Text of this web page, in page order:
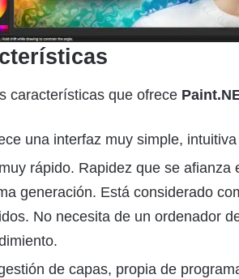
características que ofrece
una interfaz muy simple,
rápido. Rapidez que se
generación. Está considerado
No necesita de un ordenador
de capas, propia de